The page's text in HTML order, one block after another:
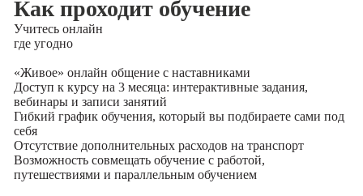
Как проходит обучение
Учитесь онлайн
где угодно
«Живое» онлайн общение с наставниками
Доступ к курсу на 3 месяца: интерактивные задания,
вебинары и записи занятий
Гибкий график обучения, который вы подбираете сами под
себя
Отсутствие дополнительных расходов на транспорт
Возможность совмещать обучение с работой,
путешествиями и параллельным обучением